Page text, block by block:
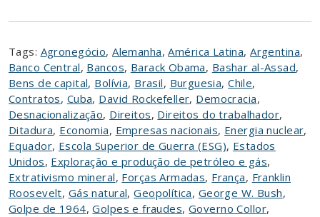
Tags: Agronegócio,Alemanha,América Latina,Argentina,
Banco Central, Bancos, Barack Obama, Bashar al-Assad,
Bens de capital, Bolívia, Brasil, Burguesia,Chile,
Contratos, Cuba, David Rockefeller, Democracia,
Desnacionalização, Direitos, Direitos do trabalhador,
Ditadura, Economia, Empresas nacionais, Energia nuclear,
Equador, Escola Superior de Guerra (ESG), Estados
Unidos, Exploração e produção de petróleo e gás,
Extrativismo mineral, Forças Armadas, França, Franklin
Roosevelt, Gás natural,Geopolítica, George W. Bush,
Golpe de 1964,Golpes e fraudes,Governo Collor,